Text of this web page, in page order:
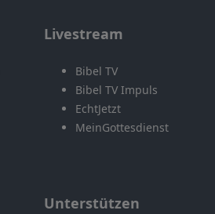
Livestream
Bibel TV
Bibel TV Impuls
EchtJetzt
MeinGottesdienst
Unterstützen